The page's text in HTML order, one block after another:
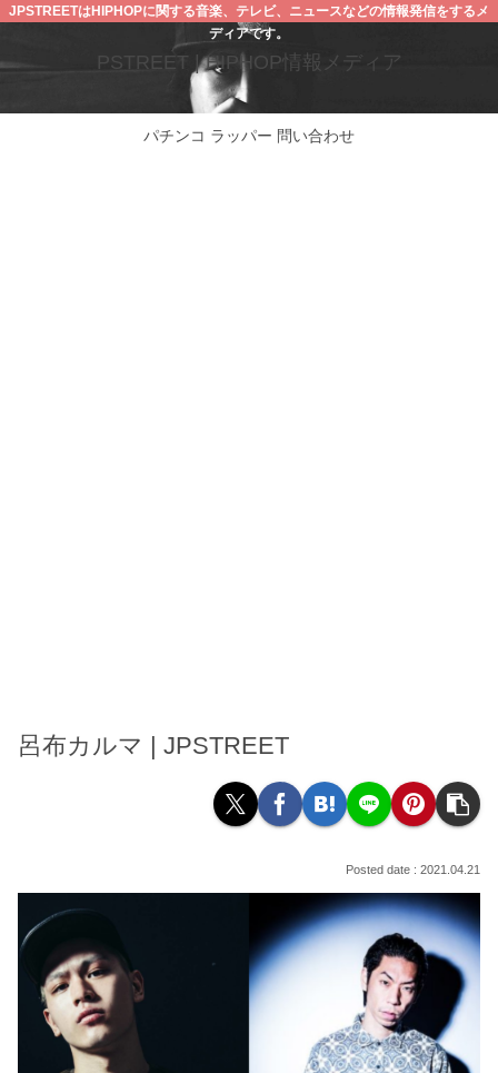
JPSTREETはHIPHOPに関する音楽、テレビ、ニュースなどの情報発信をするメ
ディアです。
PSTREET | HIPHOP情報メディア
パチンコ ラッパー 問い合わせ
呂布カルマ | JPSTREET
2021.04.21